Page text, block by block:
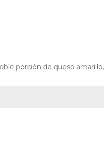
porción de queso